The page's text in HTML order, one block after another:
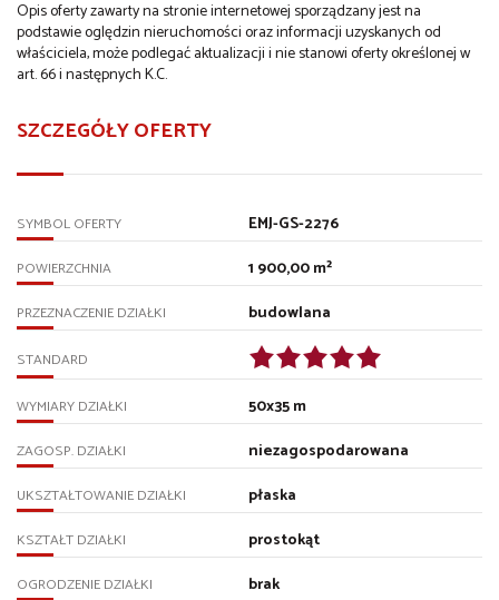
Opis oferty zawarty na stronie internetowej sporządzany jest na
podstawie oględzin nieruchomości oraz informacji uzyskanych od
właściciela, może podlegać aktualizacji i nie stanowi oferty określonej w
art. 66 i następnych K.C.
SZCZEGÓŁY OFERTY
SYMBOL OFERTY EMJ-GS-2276
POWIERZCHNIA 1 900,00 m²
PRZEZNACZENIE DZIAŁKI budowlana
STANDARD
WYMIARY DZIAŁKI 50x35 m
ZAGOSP. DZIAŁKI niezagospodarowana
UKSZTAŁTOWANIE DZIAŁKI płaska
KSZTAŁT DZIAŁKI prostokąt
OGRODZENIE DZIAŁKI brak